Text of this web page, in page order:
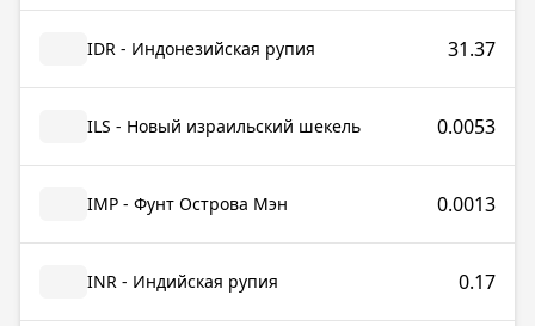
IDR - Индонезийская рупия 31.37
ILS - Новый израильский шекель 0.0053
IMP - Фунт Острова Мэн 0.0013
INR - Индийская рупия 0.17